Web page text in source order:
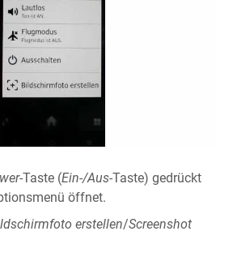
-Taste (Ein-/Aus-Taste) gedrückt
öffnet.
erstellen/Screenshot